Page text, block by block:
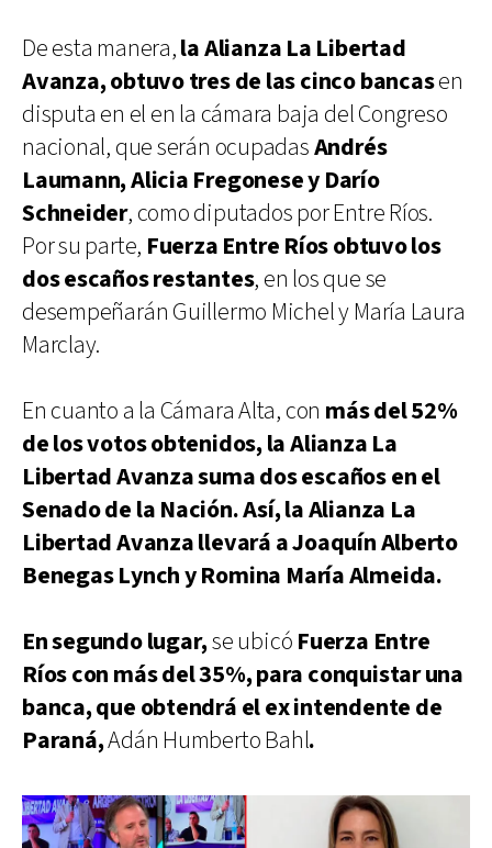
De esta manera,la Alianza La Libertad
Avanza, obtuvo tres de las cinco bancasen
disputa en el en la cámara baja del Congreso
nacional, que serán ocupadasAndrés
Laumann, Alicia Fregonese y Darío
Schneider, como diputados por Entre Ríos.
Por su parte, Fuerza Entre Ríos obtuvo los
dos escaños restantes, en los que se
desempeñarán Guillermo Michel y María Laura
Marclay.
En cuanto a la Cámara Alta, con más del 52%
de los votos obtenidos, la Alianza La
Libertad Avanza suma dos escaños en el
Senado de la Nación. Así, la Alianza La
Libertad Avanza llevará a Joaquín Alberto
Benegas Lynch y Romina María Almeida.
En segundo lugar,se ubicó Fuerza Entre
Ríos con más del 35%, para conquistar una
banca, que obtendrá el ex intendente de
Paraná,Adán Humberto Bahl.